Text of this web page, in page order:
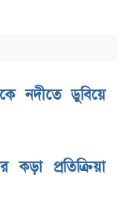
নদীতে ডুবিয়ে
কড়া প্রতিক্রিয়া